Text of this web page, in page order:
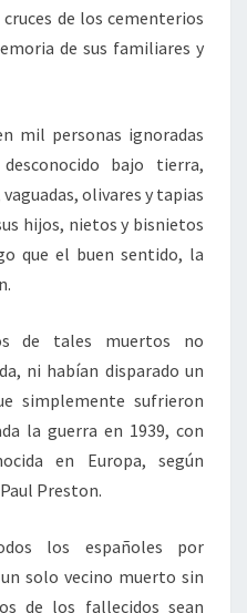
de los cementerios
de sus familiares y
mil personas ignoradas
bajo tierra,
olivares y tapias
hijos, nietos y bisnietos
que el buen sentido, la
de tales muertos no
ni habían disparado un
simplemente sufrieron
la guerra en 1939, con
en Europa, según
Preston.
los españoles por
solo vecino muerto sin
de los fallecidos sean